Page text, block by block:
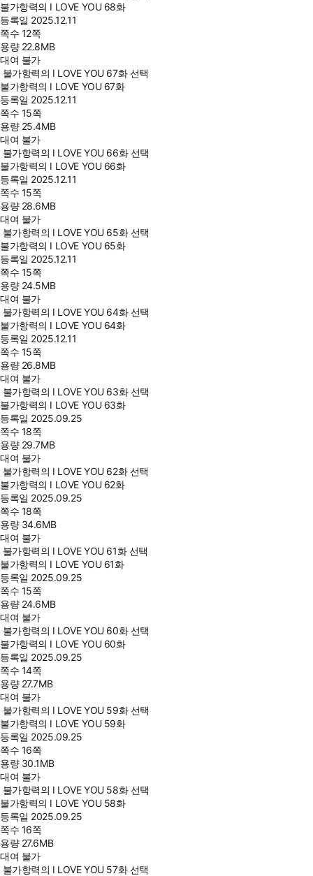
불가항력의 I LOVE YOU 68화
등록일 2025.12.11
쪽수 12쪽
용량 22.8MB
대여 불가
불가항력의 I LOVE YOU 67화 선택
불가항력의 I LOVE YOU 67화
등록일 2025.12.11
쪽수 15쪽
용량 25.4MB
대여 불가
불가항력의 I LOVE YOU 66화 선택
불가항력의 I LOVE YOU 66화
등록일 2025.12.11
쪽수 15쪽
용량 28.6MB
대여 불가
불가항력의 I LOVE YOU 65화 선택
불가항력의 I LOVE YOU 65화
등록일 2025.12.11
쪽수 15쪽
용량 24.5MB
대여 불가
불가항력의 I LOVE YOU 64화 선택
불가항력의 I LOVE YOU 64화
등록일 2025.12.11
쪽수 15쪽
용량 26.8MB
대여 불가
불가항력의 I LOVE YOU 63화 선택
불가항력의 I LOVE YOU 63화
등록일 2025.09.25
쪽수 18쪽
용량 29.7MB
대여 불가
불가항력의 I LOVE YOU 62화 선택
불가항력의 I LOVE YOU 62화
등록일 2025.09.25
쪽수 18쪽
용량 34.6MB
대여 불가
불가항력의 I LOVE YOU 61화 선택
불가항력의 I LOVE YOU 61화
등록일 2025.09.25
쪽수 15쪽
용량 24.6MB
대여 불가
불가항력의 I LOVE YOU 60화 선택
불가항력의 I LOVE YOU 60화
등록일 2025.09.25
쪽수 14쪽
용량 27.7MB
대여 불가
불가항력의 I LOVE YOU 59화 선택
불가항력의 I LOVE YOU 59화
등록일 2025.09.25
쪽수 16쪽
용량 30.1MB
대여 불가
불가항력의 I LOVE YOU 58화 선택
불가항력의 I LOVE YOU 58화
등록일 2025.09.25
쪽수 16쪽
용량 27.6MB
대여 불가
불가항력의 I LOVE YOU 57화 선택